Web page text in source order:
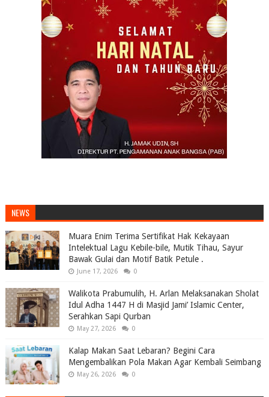
NEWS
Muara Enim Terima Sertifikat Hak Kekayaan
Intelektual Lagu Kebile-bile, Mutik Tihau, Sayur
Bawak Gulai dan Motif Batik Petule .
June 17, 2026 0
Walikota Prabumulih, H. Arlan Melaksanakan Sholat
Idul Adha 1447 H di Masjid Jami’ Islamic Center,
Serahkan Sapi Qurban
May 27, 2026 0
Kalap Makan Saat Lebaran? Begini Cara
Mengembalikan Pola Makan Agar Kembali Seimbang
May 26, 2026 0